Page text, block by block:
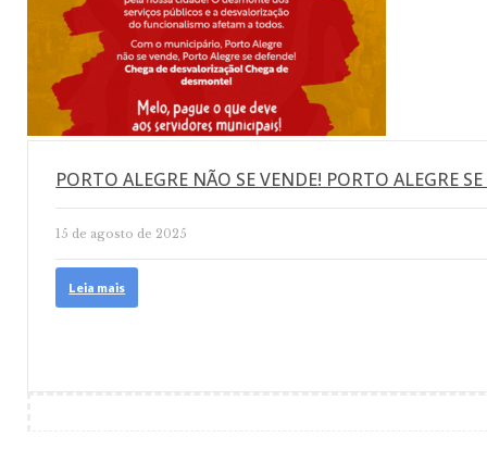
PORTO ALEGRE NÃO SE VENDE! PORTO ALEGRE
15 de agosto de 2025
Leia mais